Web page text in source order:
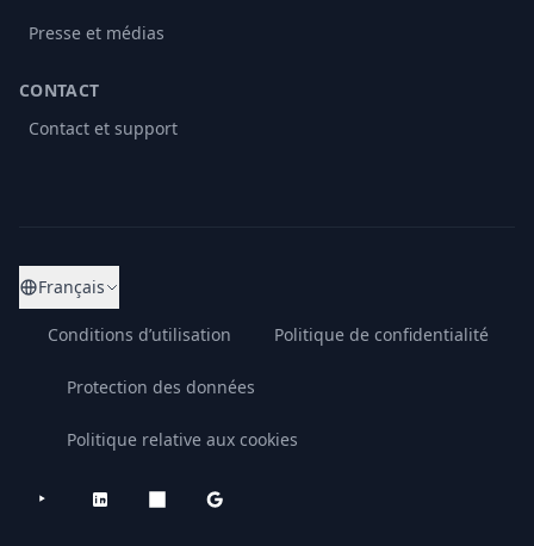
Presse et médias
CONTACT
Contact et support
Français
Conditions d’utilisation Politique de confidentialité
Protection des données
Politique relative aux cookies